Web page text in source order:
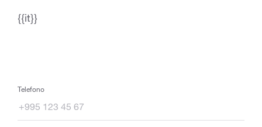
{{it}}
Telefono